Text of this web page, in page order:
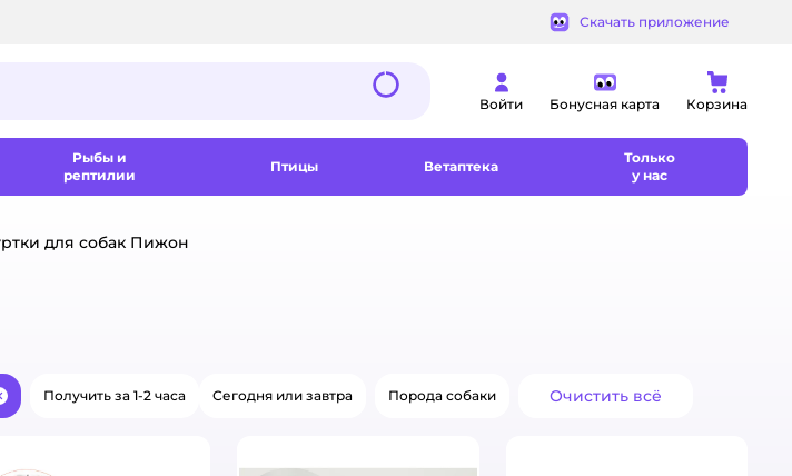
Скачать приложение
Войти Бонусная карта Корзина
Рыбы и
рептилии
Птицы Ветаптека
Только
у нас
для собак Пижон
Получить за 1-2 часа Сегодня или завтра Порода собаки Очистить всё